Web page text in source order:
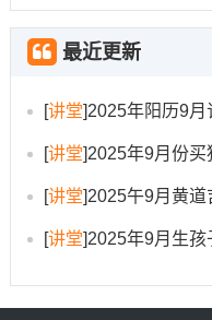
不瞒你说，日吉时有三
时）、傍晚17时至18时
59分（辛亥时）...适宜
作灶、行丧、理发、乘
肖属蛇者需谨慎。适合
最近更新
[讲堂]2025年阳历9月订
[讲堂]2025年9月份买
[讲堂]2025午9月黄道吉
[讲堂]2025年9月生孩子